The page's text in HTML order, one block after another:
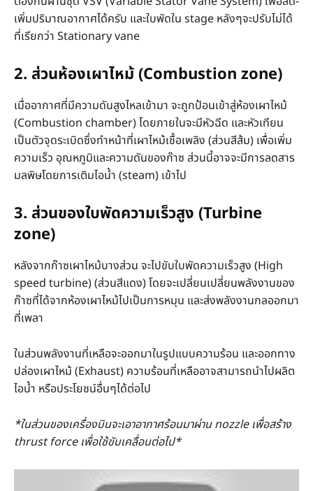
เพิ่มปริมาณอากาศได้ครับ และใบพัดใน stage หลังๆจะปรับไม่ได้
ที่เรียกว่า Stationary vane
2. ส่วนห้องเผาไหม้ (Combustion zone)
เมื่ออากาศที่มีความดันสูงไหลเข้ามา จะถูกป้อนเข้าสู่ห้องเผาไหม้
(Combustion chamber) โดยภายในจะมีหัวฉีด และหัวเทียน
เป็นตัวจุดระเบิดซึ่งทำหน้าที่เผาไหม้เชื้อเพลิง (ส่วนสีส้ม) เพื่อเพิ่ม
ความเร็ว อุณหภูมิและความดันของก๊าซ ส่วนนี้อาจจะมีการลดสาร
มลพิษโดยการเติมไอน้ำ (steam) เข้าไป
3. ส่วนของใบพัดความเร็วสูง (Turbine
zone)
หลังจากก๊าซเผาไหม้บางส่วน จะไปขับใบพัดความเร็วสูง (High
speed turbine) (ส่วนสีแดง) โดยจะเปลี่ยนเปลี่ยนพลังงานของ
ก๊าซที่ได้จากห้องเผาไหม้ไปเป็นการหมุน และส่งพลังงานกลออกมา
ที่เพลา
ในส่วนพลังงานที่เหลือจะออกมาในรูปแบบความร้อน และออกทาง
ปล่องเผาไหม้ (Exhaust) ความร้อนที่เหลืออาจสามารถนำไปผลิต
ไอน้ำ หรือประโยชน์อื่นๆได้ต่อไป
*ในส่วนของเครื่องบินจะเอาอากาศร้อนมาผ่าน nozzle เพื่อสร้าง
thrust force เพื่อใช้ขับเคลื่อนต่อไป*